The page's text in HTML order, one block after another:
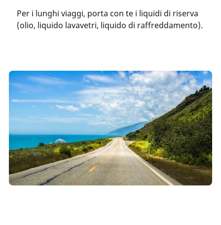
Per i lunghi viaggi, porta con te i liquidi di riserva
(olio, liquido lavavetri, liquido di raffreddamento).